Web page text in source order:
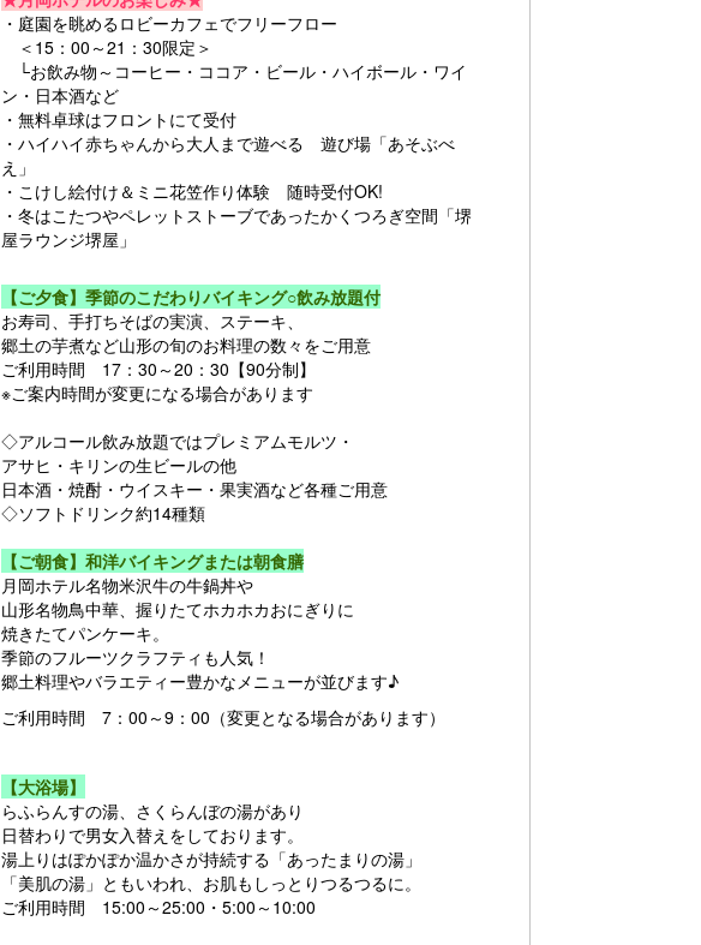
・庭園を眺めるロビーカフェでフリーフロー
＜15：00～21：30限定＞
└お飲み物～コーヒー・ココア・ビール・ハイボール・ワイ
ン・日本酒など
・無料卓球はフロントにて受付
・ハイハイ赤ちゃんから大人まで遊べる 遊び場「あそぶべ
え」
・こけし絵付け＆ミニ花笠作り体験 随時受付OK!
・冬はこたつやペレットストーブであったかくつろぎ空間「堺
屋ラウンジ堺屋」
【ご夕食】季節のこだわりバイキング○飲み放題付
お寿司、手打ちそばの実演、ステーキ、
郷土の芋煮など山形の旬のお料理の数々をご用意
ご利用時間 17：30～20：30【90分制】
※ご案内時間が変更になる場合があります
◇アルコール飲み放題ではプレミアムモルツ・
アサヒ・キリンの生ビールの他
日本酒・焼酎・ウイスキー・果実酒など各種ご用意
◇ソフトドリンク約14種類
【ご朝食】和洋バイキングまたは朝食膳
月岡ホテル名物米沢牛の牛鍋丼や
山形名物鳥中華、握りたてホカホカおにぎりに
焼きたてパンケーキ。
季節のフルーツクラフティも人気！
郷土料理やバラエティー豊かなメニューが並びます♪
ご利用時間 7：00～9：00（変更となる場合があります）
【大浴場】
らふらんすの湯、さくらんぼの湯があり
日替わりで男女入替えをしております。
湯上りはぽかぽか温かさが持続する「あったまりの湯」
「美肌の湯」ともいわれ、お肌もしっとりつるつるに。
ご利用時間 15:00～25:00・5:00～10:00